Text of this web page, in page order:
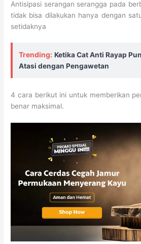
Antisipasi serangan serangga pada
tidak bisa dilakukan hanya dengan
setidaknya
Trending: Ketika Cat Anti Rayap
Atasi dengan Pengawetan
4 cara berikut ini untuk memberikan
benar maksimal.